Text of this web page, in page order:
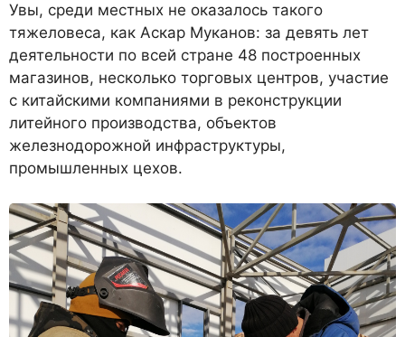
Увы, среди местных не оказалось такого
тяжеловеса, как Аскар Муканов: за девять лет
деятельности по всей стране 48 построенных
магазинов, несколько торговых центров, участие
с китайскими компаниями в реконструкции
литейного производства, объектов
железнодорожной инфраструктуры,
промышленных цехов.